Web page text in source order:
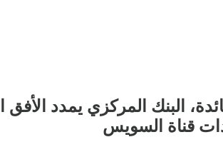
البنك المركزي يمدد
قناة السويس